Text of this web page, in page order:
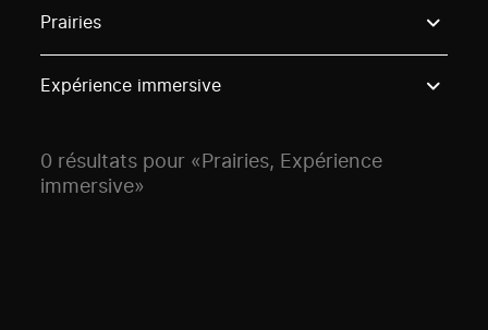
Prairies
Expérience immersive
0 résultats pour «Prairies, Expérience
immersive»